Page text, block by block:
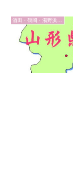
酒田・鶴岡・湯野浜・温海